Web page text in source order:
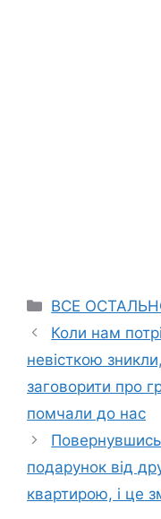
Categories
ВСЕ
Коли нам
невісткою
заговорити про
помчали до нас
подарунок від
квартирою, і це